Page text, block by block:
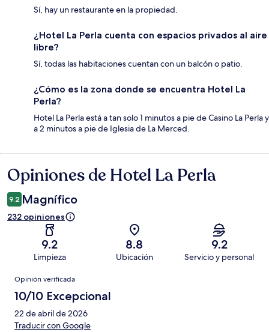
Sí, hay un restaurante en la propiedad.
¿Hotel La Perla cuenta con espacios privados al aire
libre?
Sí, todas las habitaciones cuentan con un balcón o patio.
¿Cómo es la zona donde se encuentra Hotel La
Perla?
Hotel La Perla está a tan solo 1 minutos a pie de Casino La Perla y
a 2 minutos a pie de Iglesia de La Merced.
Opiniones
Opiniones de Hotel La Perla
9.2 Magnífico
232 opiniones
9.2
Limpieza
8.8
Ubicación
9.2
Servicio y personal
Opiniones
Opinión verificada
10/10 Excepcional
22 de abril de 2026
Traducir con Google